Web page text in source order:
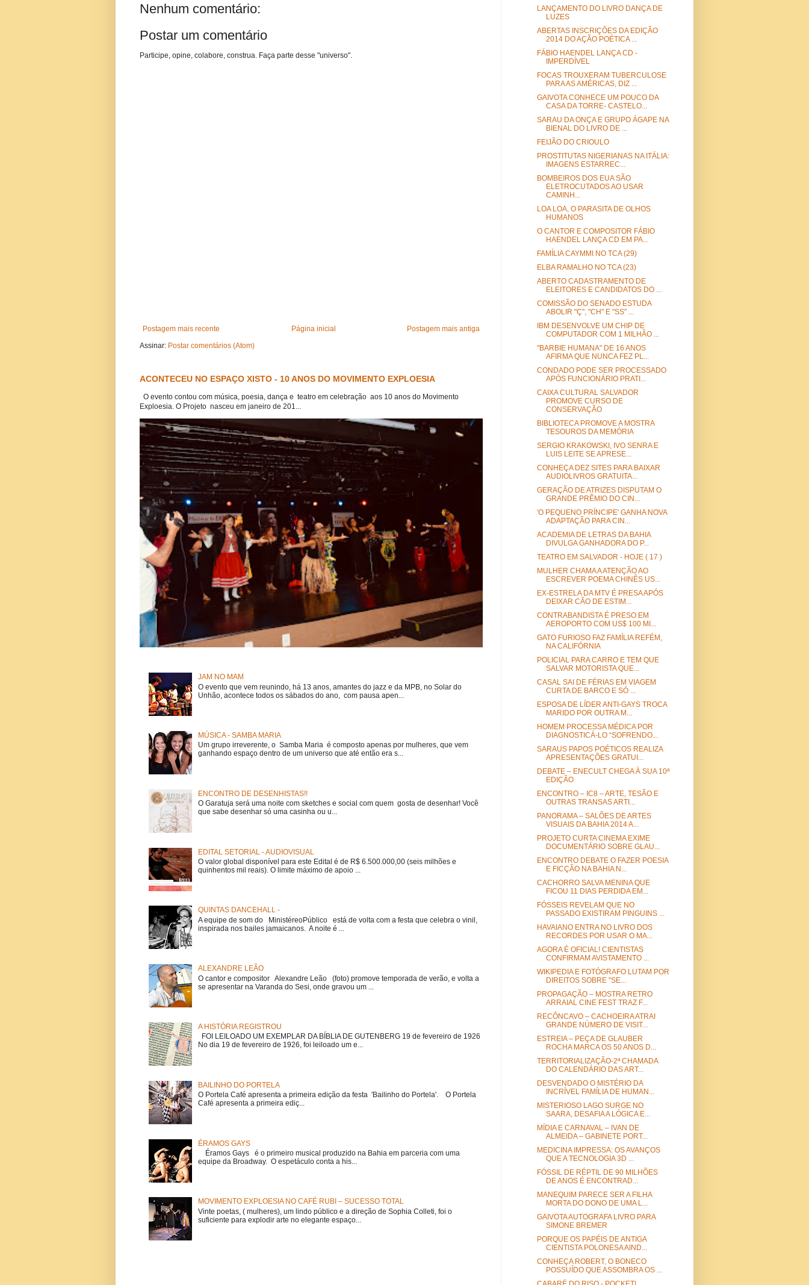
Nenhum comentário:
Postar um comentário
Participe, opine, colabore, construa. Faça parte desse "universo".
Postagem mais recente Postagem mais antiga
Página inicial
Assinar: Postar comentários (Atom)
ACONTECEU NO ESPAÇO XISTO - 10 ANOS DO MOVIMENTO EXPLOESIA
O evento contou com música, poesia, dança e teatro em celebração aos 10 anos do Movimento
Exploesia. O Projeto nasceu em janeiro de 201...
JAM NO MAM
O evento que vem reunindo, há 13 anos, amantes do jazz e da MPB, no Solar do
Unhão, acontece todos os sábados do ano, com pausa apen...
MÚSICA - SAMBA MARIA
Um grupo irreverente, o Samba Maria é composto apenas por mulheres, que vem
ganhando espaço dentro de um universo que até então era s...
ENCONTRO DE DESENHISTAS!!
O Garatuja será uma noite com sketches e social com quem gosta de desenhar! Você
que sabe desenhar só uma casinha ou u...
EDITAL SETORIAL - AUDIOVISUAL
O valor global disponível para este Edital é de R$ 6.500.000,00 (seis milhões e
quinhentos mil reais). O limite máximo de apoio ...
QUINTAS DANCEHALL -
A equipe de som do MinistéreoPúblico está de volta com a festa que celebra o vinil,
inspirada nos bailes jamaicanos. A noite é ...
ALEXANDRE LEÃO
O cantor e compositor Alexandre Leão (foto) promove temporada de verão, e volta a
se apresentar na Varanda do Sesi, onde gravou um ...
A HISTÓRIA REGISTROU
FOI LEILOADO UM EXEMPLAR DA BÍBLIA DE GUTENBERG 19 de fevereiro de 1926
No dia 19 de fevereiro de 1926, foi leiloado um e...
BAILINHO DO PORTELA
O Portela Café apresenta a primeira edição da festa 'Bailinho do Portela'. O Portela
Café apresenta a primeira ediç...
ÉRAMOS GAYS
Éramos Gays é o primeiro musical produzido na Bahia em parceria com uma
equipe da Broadway. O espetáculo conta a his...
MOVIMENTO EXPLOESIA NO CAFÉ RUBI – SUCESSO TOTAL
Vinte poetas, ( mulheres), um lindo público e a direção de Sophia Colleti, foi o
suficiente para explodir arte no elegante espaço...
LANÇAMENTO DO LIVRO DANÇA DE
LUZES
ABERTAS INSCRIÇÕES DA EDIÇÃO
2014 DO AÇÃO POÉTICA ...
FÁBIO HAENDEL LANÇA CD -
IMPERDÍVEL
FOCAS TROUXERAM TUBERCULOSE
PARA AS AMÉRICAS, DIZ ...
GAIVOTA CONHECE UM POUCO DA
CASA DA TORRE- CASTELO...
SARAU DA ONÇA E GRUPO ÁGAPE NA
BIENAL DO LIVRO DE ...
FEIJÃO DO CRIOULO
PROSTITUTAS NIGERIANAS NA ITÁLIA:
IMAGENS ESTARREC...
BOMBEIROS DOS EUA SÃO
ELETROCUTADOS AO USAR
CAMINH...
LOA LOA, O PARASITA DE OLHOS
HUMANOS
O CANTOR E COMPOSITOR FÁBIO
HAENDEL LANÇA CD EM PA...
FAMÍLIA CAYMMI NO TCA (29)
ELBA RAMALHO NO TCA (23)
ABERTO CADASTRAMENTO DE
ELEITORES E CANDIDATOS DO ...
COMISSÃO DO SENADO ESTUDA
ABOLIR "Ç", "CH" E "SS" ...
IBM DESENVOLVE UM CHIP DE
COMPUTADOR COM 1 MILHÃO ...
"BARBIE HUMANA" DE 16 ANOS
AFIRMA QUE NUNCA FEZ PL...
CONDADO PODE SER PROCESSADO
APÓS FUNCIONÁRIO PRATI...
CAIXA CULTURAL SALVADOR
PROMOVE CURSO DE
CONSERVAÇÃO
BIBLIOTECA PROMOVE A MOSTRA
TESOUROS DA MEMÓRIA
SERGIO KRAKOWSKI, IVO SENRA E
LUIS LEITE SE APRESE...
CONHEÇA DEZ SITES PARA BAIXAR
AUDIOLIVROS GRATUITA...
GERAÇÃO DE ATRIZES DISPUTAM O
GRANDE PRÊMIO DO CIN...
'O PEQUENO PRÍNCIPE' GANHA NOVA
ADAPTAÇÃO PARA CIN...
ACADEMIA DE LETRAS DA BAHIA
DIVULGA GANHADORA DO P...
TEATRO EM SALVADOR - HOJE ( 17 )
MULHER CHAMA A ATENÇÃO AO
ESCREVER POEMA CHINÊS US...
EX-ESTRELA DA MTV É PRESA APÓS
DEIXAR CÃO DE ESTIM...
CONTRABANDISTA É PRESO EM
AEROPORTO COM US$ 100 MI...
GATO FURIOSO FAZ FAMÍLIA REFÉM,
NA CALIFÓRNIA
POLICIAL PARA CARRO E TEM QUE
SALVAR MOTORISTA QUE...
CASAL SAI DE FÉRIAS EM VIAGEM
CURTA DE BARCO E SÓ ...
ESPOSA DE LÍDER ANTI-GAYS TROCA
MARIDO POR OUTRA M...
HOMEM PROCESSA MÉDICA POR
DIAGNOSTICÁ-LO “SOFRENDO...
SARAUS PAPOS POÉTICOS REALIZA
APRESENTAÇÕES GRATUI...
DEBATE – ENECULT CHEGA À SUA 10ª
EDIÇÃO
ENCONTRO – IC8 – ARTE, TESÃO E
OUTRAS TRANSAS ARTI...
PANORAMA – SALÕES DE ARTES
VISUAIS DA BAHIA 2014 A...
PROJETO CURTA CINEMA EXIME
DOCUMENTÁRIO SOBRE GLAU...
ENCONTRO DEBATE O FAZER POESIA
E FICÇÃO NA BAHIA N...
CACHORRO SALVA MENINA QUE
FICOU 11 DIAS PERDIDA EM...
FÓSSEIS REVELAM QUE NO
PASSADO EXISTIRAM PINGUINS ...
HAVAIANO ENTRA NO LIVRO DOS
RECORDES POR USAR O MA...
AGORA É OFICIAL! CIENTISTAS
CONFIRMAM AVISTAMENTO ...
WIKIPEDIA E FOTÓGRAFO LUTAM POR
DIREITOS SOBRE "SE...
PROPAGAÇÃO – MOSTRA RETRO
ARRAIAL CINE FEST TRAZ F...
RECÔNCAVO – CACHOEIRA ATRAI
GRANDE NÚMERO DE VISIT...
ESTREIA – PEÇA DE GLAUBER
ROCHA MARCA OS 50 ANOS D...
TERRITORIALIZAÇÃO-2ª CHAMADA
DO CALENDÁRIO DAS ART...
DESVENDADO O MISTÉRIO DA
INCRÍVEL FAMÍLIA DE HUMAN...
MISTERIOSO LAGO SURGE NO
SAARA, DESAFIA A LÓGICA E...
MÍDIA E CARNAVAL – IVAN DE
ALMEIDA – GABINETE PORT...
MEDICINA IMPRESSA: OS AVANÇOS
QUE A TECNOLOGIA 3D ...
FÓSSIL DE RÉPTIL DE 90 MILHÕES
DE ANOS É ENCONTRAD...
MANEQUIM PARECE SER A FILHA
MORTA DO DONO DE UMA L...
GAIVOTA AUTOGRAFA LIVRO PARA
SIMONE BREMER
PORQUE OS PAPÉIS DE ANTIGA
CIENTISTA POLONESA AIND...
CONHEÇA ROBERT, O BONECO
POSSUÍDO QUE ASSOMBRA OS ...